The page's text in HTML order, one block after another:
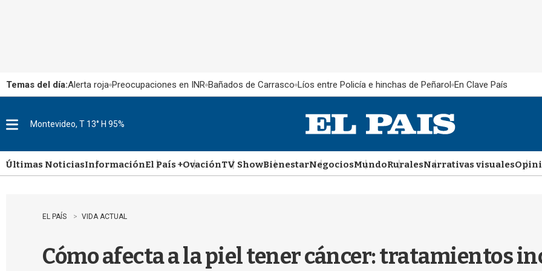
Temas del día:Alerta roja Preocupaciones en INR Bañados de Carrasco Líos entre Policía e hinchas de Peñarol En Clave País
u
Montevideo, T 13° H 95%
Últimas NoticiasInformaciónEl País +OvaciónTV ShowBienestarNegociosMundoRuralesNarrativas visuales
EL PAÍS VIDA ACTUAL
Cómo afecta a la piel tener cáncer: tratamientos